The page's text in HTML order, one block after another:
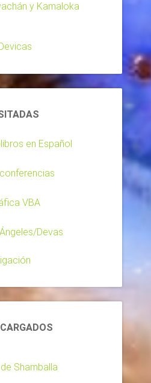
y Kamaloka
en Español
VBA
Devas
Shamballa